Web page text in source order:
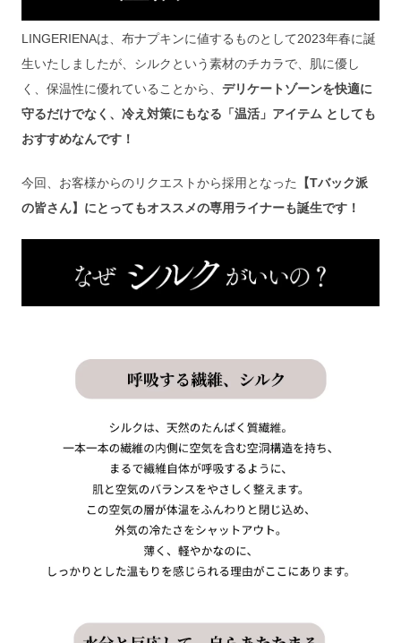
LINGERIENAは、布ナプキンに値するものとして2023年春に誕
生いたしましたが、シルクという素材のチカラで、肌に優し
く、保温性に優れていることから、 デリケートゾーンを快適に
守るだけでなく、冷え対策にもなる「温活」アイテム としても
おすすめなんです！
今回、お客様からのリクエストから採用となった
【Tバック派
の皆さん】にとってもオススメの専用ライナーも誕生です！